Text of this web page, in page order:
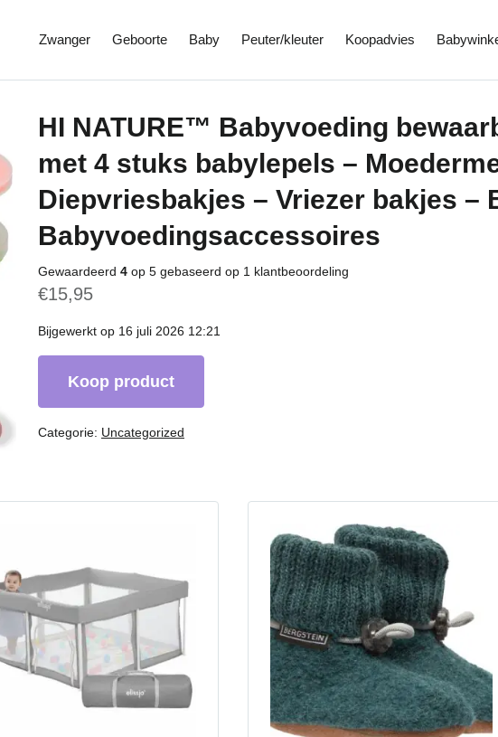
Zwanger Geboorte Baby Peuter/kleuter Koopadvies
HI NATURE™ Babyvoeding
met 4 stuks babylepels –
Diepvriesbakjes – Vriezer bakjes –
Babyvoedingsaccessoires
Gewaardeerd 4 op 5 gebaseerd op 1 klantbeoordeling
€15,95
Bijgewerkt op 16 juli 2026 12:21
Koop product
Categorie: Uncategorized